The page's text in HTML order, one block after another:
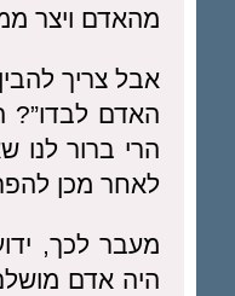
מהאדם ויצר
אבל צריך
האדם לבדו”?
הרי ברור לנו
לאחר מכן
מעבר לכך,
היה אדם